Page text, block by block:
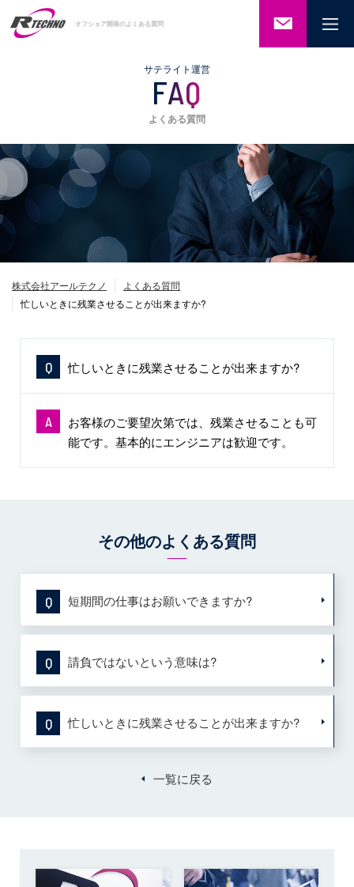
オフショア開発のよくある質問 ご相談・
わせ
サテライト運営
FAQ
よくある質問
株式会社アールテクノ
よくある質問
忙しいときに残業させることが出来ますか?
Q 忙しいときに残業させることが出来ますか?
A
お客様のご要望次第では、残業させることも可
能です。基本的にエンジニアは歓迎です。
その他のよくある質問
Q 短期間の仕事はお願いできますか?
Q 請負ではないという意味は?
Q 忙しいときに残業させることが出来ますか?
一覧に戻る